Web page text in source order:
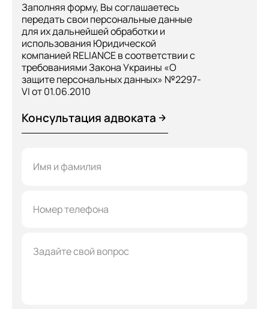
Заполняя форму, Вы соглашаетесь
передать свои персональные данные
для их дальнейшей обработки и
использования Юридической
компанией RELIANCE в соответствии с
требованиями Закона Украины «О
защите персональных данных» №2297-
VI от 01.06.2010
Консультация адвоката